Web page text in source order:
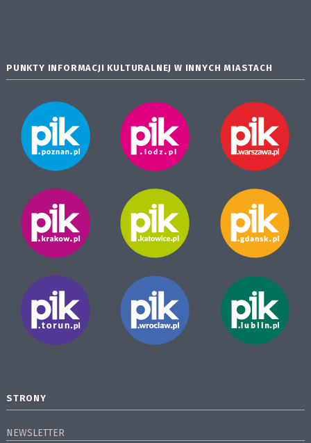
PUNKTY INFORMACJI KULTURALNEJ W INNYCH MIASTACH
STRONY
NEWSLETTER